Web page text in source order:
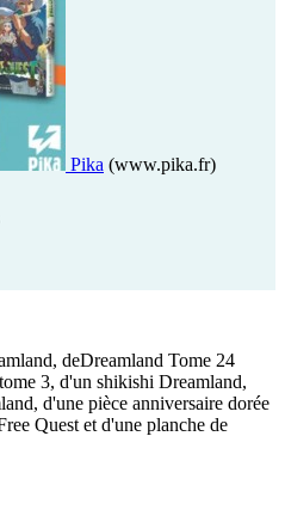
Pika (www.pika.fr)
deDreamland Tome 24
3, d'un shikishi Dreamland,
d'une pièce anniversaire dorée
Quest et d'une planche de